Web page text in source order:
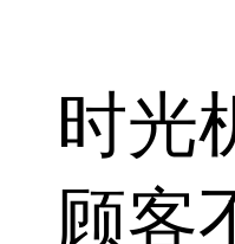
时光
顾客